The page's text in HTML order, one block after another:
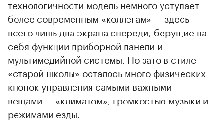
технологичности модель немного уступает
более современным «коллегам» — здесь
всего лишь два экрана спереди, берущие на
себя функции приборной панели и
мультимедийной системы. Но зато в стиле
«старой школы» осталось много физических
кнопок управления самыми важными
вещами — «климатом», громкостью музыки и
режимами езды.